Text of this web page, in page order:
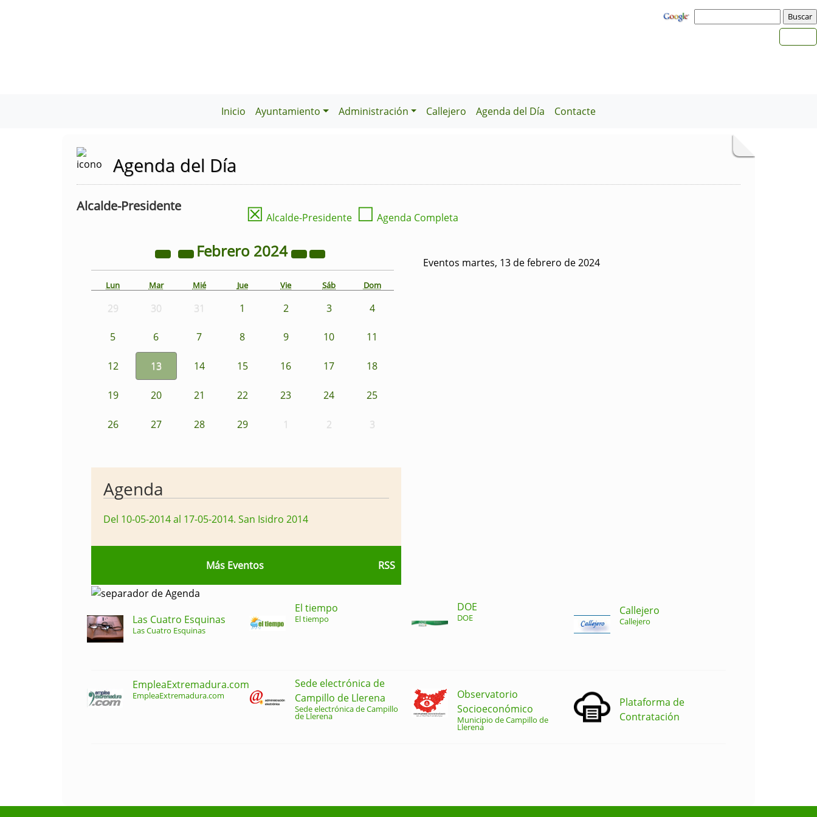
Inicio Ayuntamiento Administración Callejero Agenda del Día Contacte
Agenda del Día
Alcalde-Presidente ☒ Alcalde-Presidente ☐ Agenda Completa
Febrero 2024
Lun Mar Mié Jue Vie Sáb Dom
29 30 31 1 2 3 4
5 6 7 8 9 10 11
12 13 14 15 16 17 18
19 20 21 22 23 24 25
26 27 28 29 1 2 3
Eventos martes, 13 de febrero de 2024
Agenda
Del 10-05-2014 al 17-05-2014. San Isidro 2014
Más Eventos RSS
Las Cuatro Esquinas
Las Cuatro Esquinas
El tiempo
El tiempo
DOE
DOE
Callejero
Callejero
EmpleaExtremadura.com
EmpleaExtremadura.com
Sede electrónica de
Campillo de Llerena
Sede electrónica de Campillo
de Llerena
Observatorio
Socioeconómico
Municipio de Campillo de
Llerena
Plataforma de
Contratación